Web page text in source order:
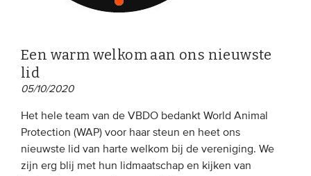
Een warm welkom aan ons nieuwste
lid
05/10/2020
Het hele team van de VBDO bedankt World Animal
Protection (WAP) voor haar steun en heet ons
nieuwste lid van harte welkom bij de vereniging. We
zijn erg blij met hun lidmaatschap en kijken van